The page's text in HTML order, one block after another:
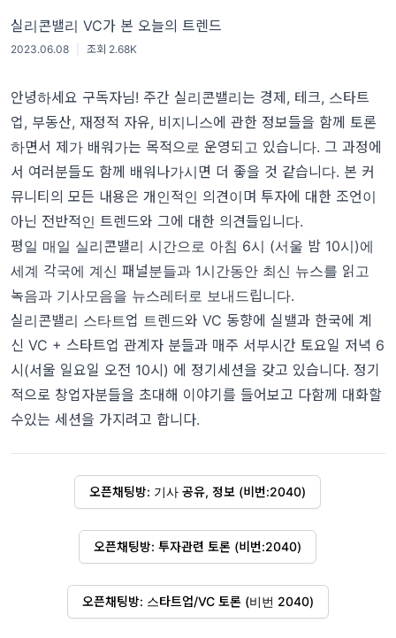
실리콘밸리 VC가 본 오늘의 트렌드
2023.06.08 조회 2.68K
안녕하세요 구독자님! 주간 실리콘밸리는 경제, 테크, 스타트
업, 부동산, 재정적 자유, 비지니스에 관한 정보들을 함께 토론
하면서 제가 배워가는 목적으로 운영되고 있습니다. 그 과정에
서 여러분들도 함께 배워나가시면 더 좋을 것 같습니다. 본 커
뮤니티의 모든 내용은 개인적인 의견이며 투자에 대한 조언이
아닌 전반적인 트렌드와 그에 대한 의견들입니다.
평일 매일 실리콘밸리 시간으로 아침 6시 (서울 밤 10시)에
세계 각국에 계신 패널분들과 1시간동안 최신 뉴스를 읽고
녹음과 기사모음을 뉴스레터로 보내드립니다.
실리콘밸리 스타트업 트렌드와 VC 동향에 실밸과 한국에 계
신 VC + 스타트업 관계자 분들과 매주 서부시간 토요일 저녁 6
시(서울 일요일 오전 10시) 에 정기세션을 갖고 있습니다. 정기
적으로 창업자분들을 초대해 이야기를 들어보고 다함께 대화할
수있는 세션을 가지려고 합니다.
오픈채팅방: 기사 공유, 정보 (비번:2040)
오픈채팅방: 투자관련 토론 (비번:2040)
오픈채팅방: 스타트업/VC 토론 (비번 2040)